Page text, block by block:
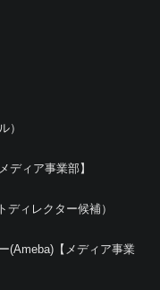
）
ディア事業部】
ディレクター候補）
(Ameba)【メディア事業